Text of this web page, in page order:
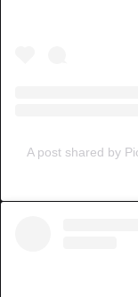
A post shared by